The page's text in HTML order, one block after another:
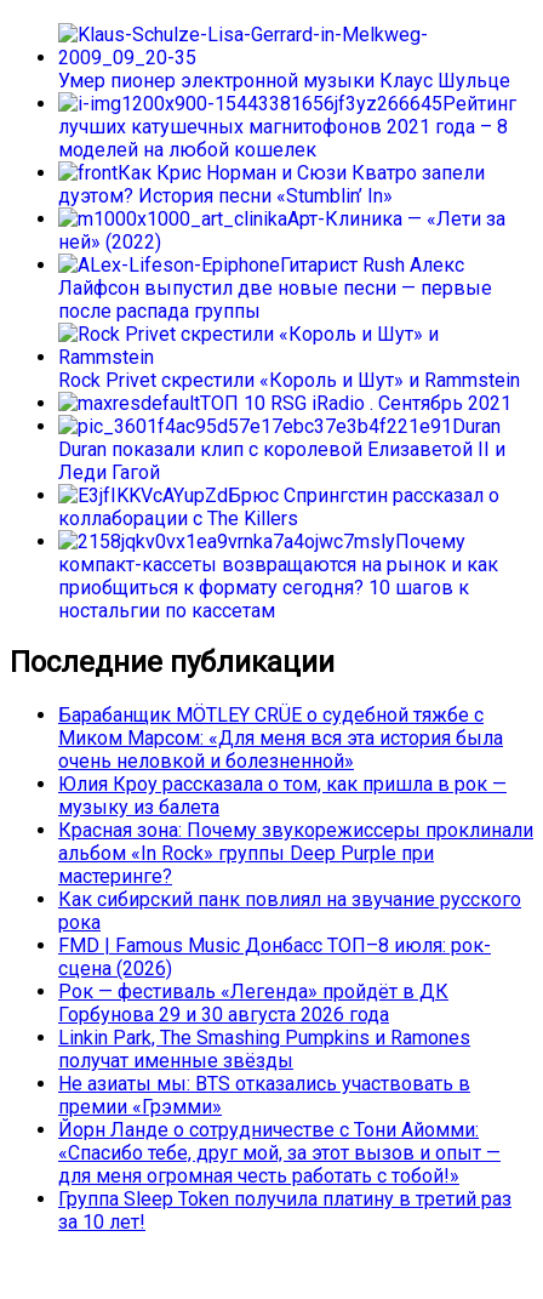
Умер пионер электронной музыки Клаус Шульце
Рейтинг
лучших катушечных магнитофонов 2021 года – 8
моделей на любой кошелек
Как Крис Норман и Сюзи Кватро запели
дуэтом? История песни «Stumblin’ In»
Арт-Клиника — «Лети за
ней» (2022)
Гитарист Rush Алекс
Лайфсон выпустил две новые песни — первые
после распада группы
Rock Privet скрестили «Король и Шут» и Rammstein
ТОП 10 RSG iRadio . Сентябрь 2021
Duran
Duran показали клип с королевой Елизаветой II и
Леди Гагой
Брюс Спрингстин рассказал о
коллаборации с The Killers
Почему
компакт-кассеты возвращаются на рынок и как
приобщиться к формату сегодня? 10 шагов к
ностальгии по кассетам
Последние публикации
Барабанщик MÖTLEY CRÜE о судебной тяжбе с
Миком Марсом: «Для меня вся эта история была
очень неловкой и болезненной»
Юлия Кроу рассказала о том, как пришла в рок —
музыку из балета
Красная зона: Почему звукорежиссеры проклинали
альбом «In Rock» группы Deep Purple при
мастеринге?
Как сибирский панк повлиял на звучание русского
рока
FMD | Famous Music Донбасс ТОП–8 июля: рок-
сцена (2026)
Рок — фестиваль «Легенда» пройдёт в ДК
Горбунова 29 и 30 августа 2026 года
Linkin Park, The Smashing Pumpkins и Ramones
получат именные звёзды
Не азиаты мы: BTS отказались участвовать в
премии «Грэмми»
Йорн Ланде о сотрудничестве с Тони Айомми:
«Спасибо тебе, друг мой, за этот вызов и опыт —
для меня огромная честь работать с тобой!»
Группа Sleep Token получила платину в третий раз
за 10 лет!